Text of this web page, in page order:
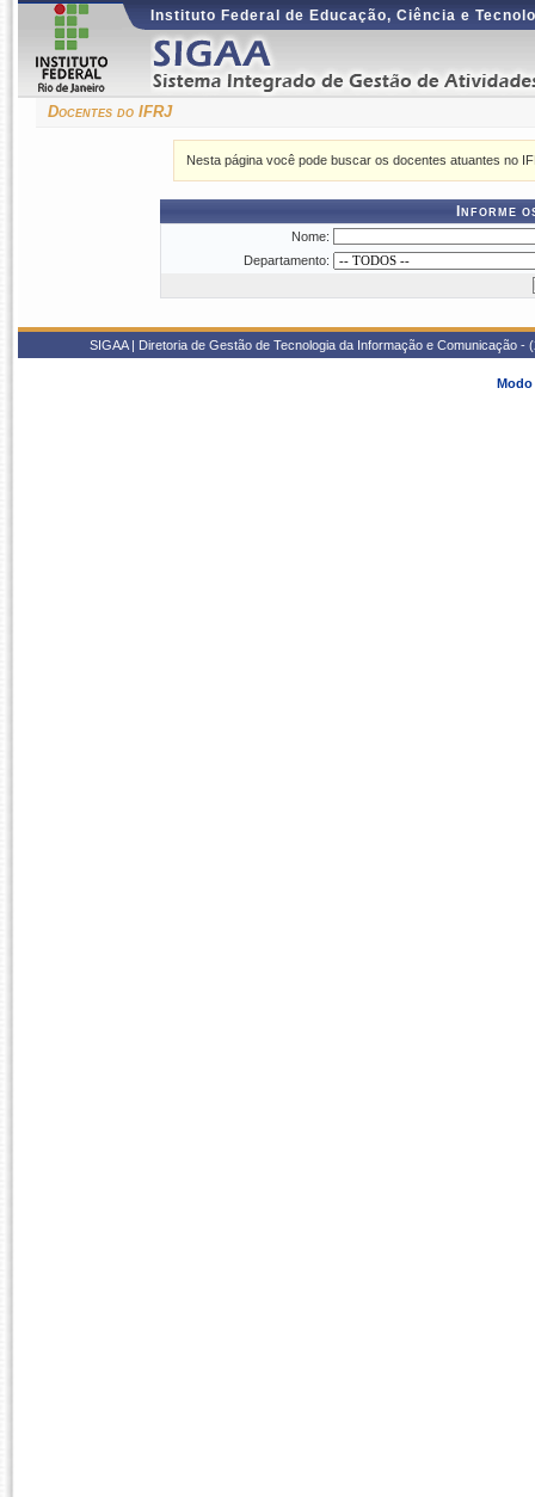
Instituto Federal de Educação, Ciência e
Docentes do IFRJ
Nesta página você pode buscar os docentes atuantes no
Informe
Nome:
Departamento:
SIGAA | Diretoria de Gestão de Tecnologia da Informação e
Modo